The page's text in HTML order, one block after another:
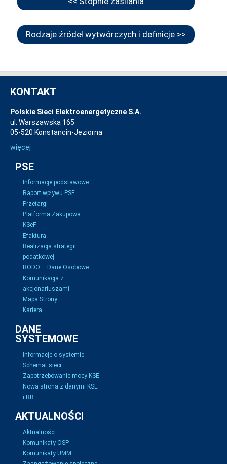
Rodzaje źródeł wytwórczych i definicje >>
KONTAKT
Polskie Sieci Elektroenergetyczne S.A.
ul. Warszawska 165
05-520 Konstancin-Jeziorna
więcej
PSE
Informacje podstawowe
Raport wpływu PSE
Przetargi
Platforma Zakupowa
KSeF
Efaktura
Realizacja strategii
podatkowej
RODO – Dane Osobowe
Komunikacja z
akcjonariuszami
Mapa Strony
Kariera
DANE
SYSTEMOWE
Informacje o systemie
Schemat sieci
Zapotrzebowanie mocy KSE
Nowa strona z danymi KSE
i RB
AKTUALNOŚCI
Aktualności
Komunikaty OSP
Komunikaty UMM